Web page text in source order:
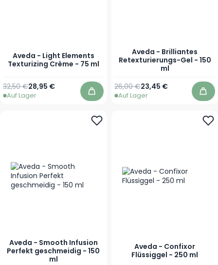
Aveda - Light Elements
Texturizing Crème - 75 ml
Sonderpreis
28,95 €
Regulärer Preis
32,50 €
Auf Lager In den Warenkorb
Aveda - Brilliantes
Retexturierungs-Gel - 150
ml
Sonderpreis
23,45 €
Regulärer Preis
26,00 €
Auf Lager In
Aveda - Smooth Infusion
Perfekt geschmeidig - 150
ml
Aveda - Confixor
Flüssiggel - 250 ml